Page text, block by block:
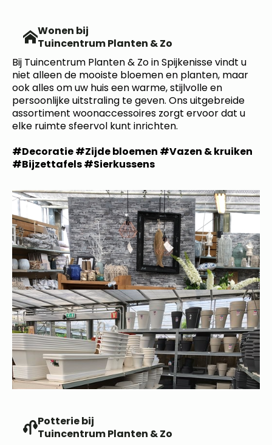
Wonen bij
Tuincentrum Planten & Zo
Bij Tuincentrum Planten & Zo in Spijkenisse vindt u
niet alleen de mooiste bloemen en planten, maar
ook alles om uw huis een warme, stijlvolle en
persoonlijke uitstraling te geven. Ons uitgebreide
assortiment woonaccessoires zorgt ervoor dat u
elke ruimte sfeervol kunt inrichten.
#Decoratie #Zijde bloemen #Vazen & kruiken
#Bijzettafels #Sierkussens
Potterie bij
Tuincentrum Planten & Zo